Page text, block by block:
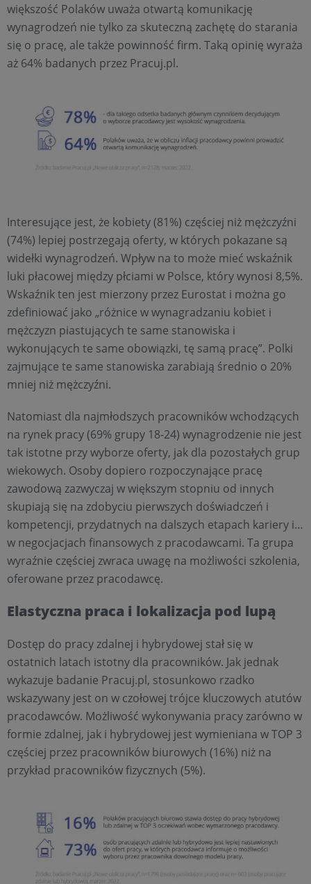
większość Polaków uważa otwartą komunikację
wynagrodzeń nie tylko za skuteczną zachętę do starania
się o pracę, ale także powinność firm. Taką opinię wyraża
aż 64% badanych przez Pracuj.pl.
Interesujące jest, że kobiety (81%) częściej niż mężczyźni
(74%) lepiej postrzegają oferty, w których pokazane są
widełki wynagrodzeń. Wpływ na to może mieć wskaźnik
luki płacowej między płciami w Polsce, który wynosi 8,5%.
Wskaźnik ten jest mierzony przez Eurostat i można go
zdefiniować jako „różnice w wynagradzaniu kobiet i
mężczyzn piastujących te same stanowiska i
wykonujących te same obowiązki, tę samą pracę”. Polki
zajmujące te same stanowiska zarabiają średnio o 20%
mniej niż mężczyźni.
Natomiast dla najmłodszych pracowników wchodzących
na rynek pracy (69% grupy 18-24) wynagrodzenie nie jest
tak istotne przy wyborze oferty, jak dla pozostałych grup
wiekowych. Osoby dopiero rozpoczynające pracę
zawodową zazwyczaj w większym stopniu od innych
skupiają się na zdobyciu pierwszych doświadczeń i
kompetencji, przydatnych na dalszych etapach kariery i…
w negocjacjach finansowych z pracodawcami. Ta grupa
wyraźnie częściej zwraca uwagę na możliwości szkolenia,
oferowane przez pracodawcę.
Elastyczna praca i lokalizacja pod lupą
Dostęp do pracy zdalnej i hybrydowej stał się w
ostatnich latach istotny dla pracowników. Jak jednak
wykazuje badanie Pracuj.pl, stosunkowo rzadko
wskazywany jest on w czołowej trójce kluczowych atutów
pracodawców. Możliwość wykonywania pracy zarówno w
formie zdalnej, jak i hybrydowej jest wymieniana w TOP 3
częściej przez pracowników biurowych (16%) niż na
przykład pracowników fizycznych (5%).